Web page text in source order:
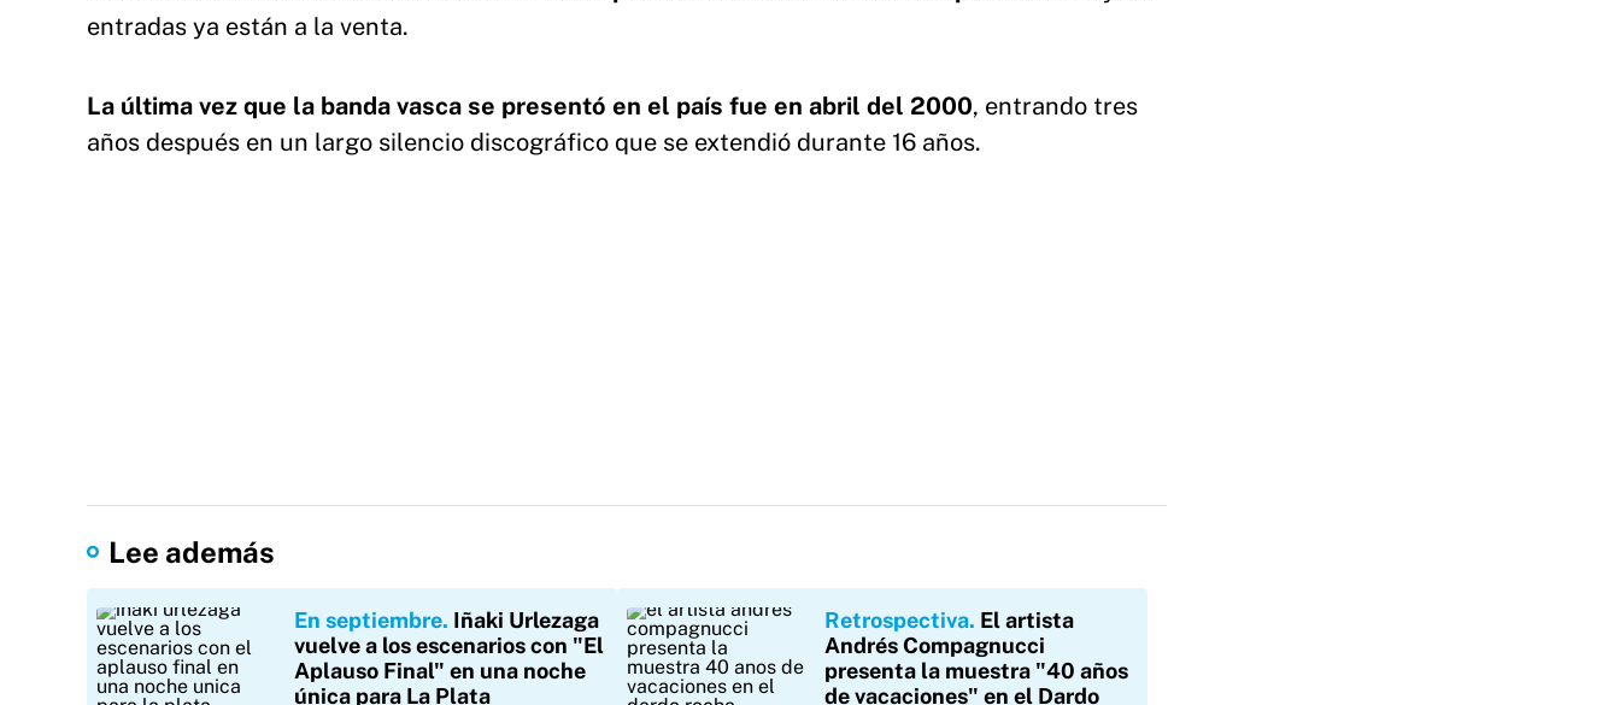
entradas ya están a la venta.
La última vez que la banda vasca se presentó en el país fue en abril del 2000, entrando tres
años después en un largo silencio discográfico que se extendió durante 16 años.
Lee además
En septiembre Iñaki Urlezaga
vuelve a los escenarios con "El
Aplauso Final" en una noche
única para La Plata
Retrospectiva El artista
Andrés Compagnucci
presenta la muestra "40 años
de vacaciones" en el Dardo